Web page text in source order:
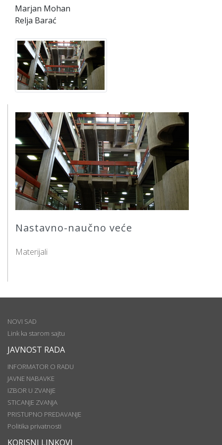
Nastavno-naučno veće
Materijali
Marjan Mohan
Relja Barać
NOVI SAD
Link ka starom sajtu
JAVNOST RADA
INFORMATOR O RADU
JAVNE NABAVKE
IZBOR U ZVANJE
STICANJE ZVANJA
PRISTUPNO PREDAVANJE
Politika privatnosti
KORISNI LINKOVI